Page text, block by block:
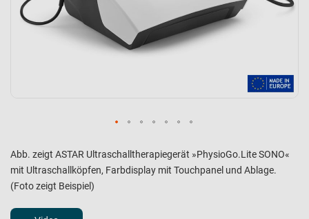
Abb. zeigt ASTAR Ultraschalltherapiegerät »PhysioGo.Lite SONO«
mit Ultraschallköpfen, Farbdisplay mit Touchpanel und Ablage.
(Foto zeigt Beispiel)